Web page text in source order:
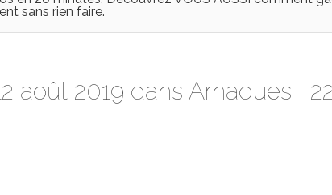
sans rien faire.
août 2019 dans Arnaques